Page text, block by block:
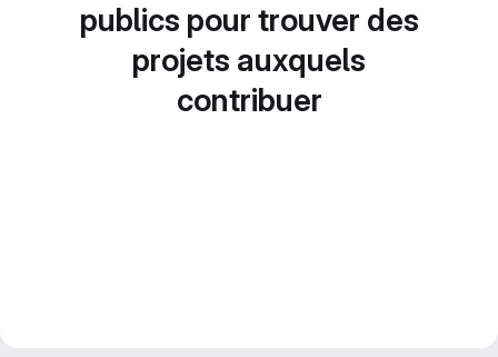
publics pour trouver des
projets auxquels
contribuer